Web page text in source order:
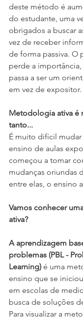
deste método é
do estudante, uma
obrigados a buscar
vez de receber
de forma passiva. O
perde a
passa a ser um
em vez de expositor.
Metodologia ativa é
tanto...
É muito difícil
ensino de aulas
começou a tomar
mudanças oriundas
entre elas, o ensino
Vamos conhecer
ativa?
A aprendizagem
problemas (PBL -
Learning) é uma
ensino que se
em escolas de
busca de soluções
Para visualizar a